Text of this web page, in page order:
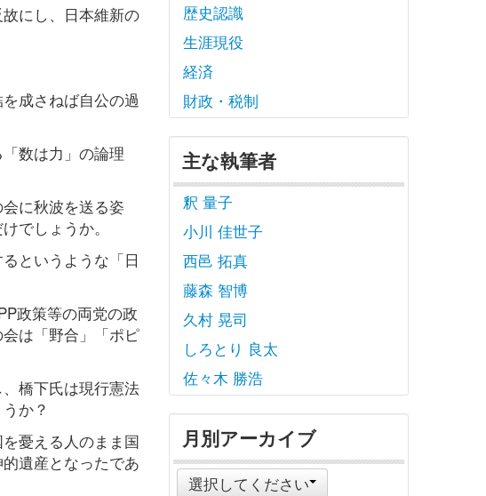
にし、日本維新の
成さねば自公の過
数は力」の論理
に秋波を送る姿
でしょうか。
というような「日
政策等の両党の政
は「野合」「ポピ
橋下氏は現行憲法
か？
憂える人のまま国
遺産となったであ
歴史認識
生涯現役
経済
財政・税制
主な執筆者
釈 量子
小川 佳世子
西邑 拓真
藤森 智博
久村 晃司
しろとり 良太
佐々木 勝浩
月別アーカイブ
選択してください